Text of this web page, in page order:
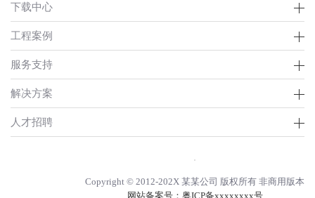
下载中心
工程案例
服务支持
解决方案
人才招聘
Copyright © 2012-202X 某某公司 版权所有 非商用版本
网站备案号： 粤ICP备xxxxxxxx号